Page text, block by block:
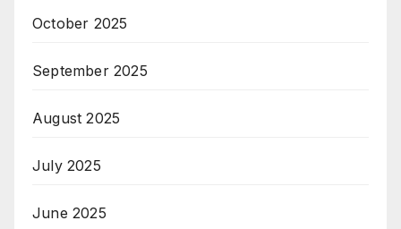
October 2025
September 2025
August 2025
July 2025
June 2025